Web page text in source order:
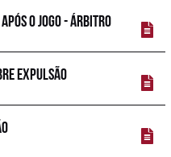
o jogo - Árbitro
expulsão